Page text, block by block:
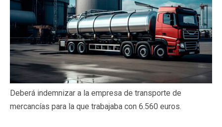
Deberá indemnizar a la empresa de transporte de
mercancías para la que trabajaba con 6.560 euros.